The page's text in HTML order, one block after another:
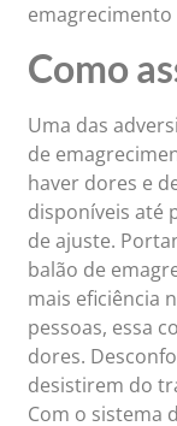
Como
Uma das
de
haver dores e
disponíveis até
de ajuste.
balão de
mais eficiência
pessoas, essa
dores.
desistirem do
Com o sistema